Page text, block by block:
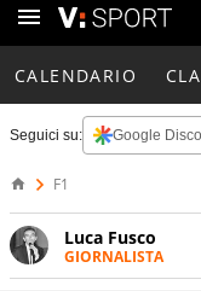
CALENDARIO
Seguici su: Google
F1
Luca Fusco
GIORNALISTA
Giornalista